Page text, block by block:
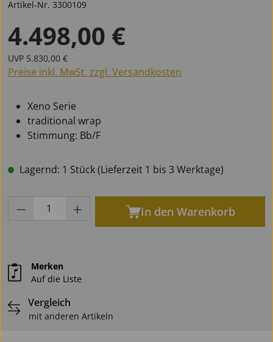
Artikel-Nr. 3300109
Regulärer Preis:
4.498,00 €
UVP Regulärer Preis:
5.830,00 €
Preise inkl. MwSt. zzgl. Versandkosten
Xeno Serie
traditional wrap
Stimmung: Bb/F
Lagernd: 1 Stück (Lieferzeit 1 bis 3 Werktage)
Produkt Anzahl: Gib den gewünschten
In den Warenkorb
Merken
Auf die Liste
Vergleich
mit anderen Artikeln